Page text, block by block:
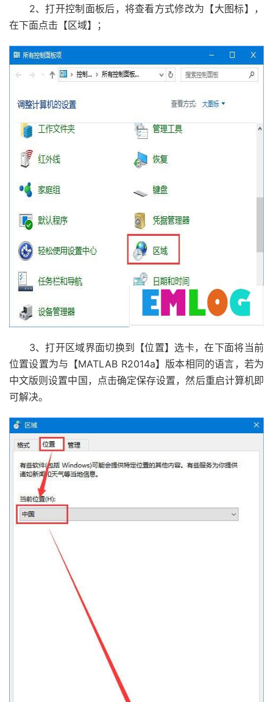
2、打开控制面板后，将查看方式修改为【大图标】，
在下面点击【区域】；
3、打开区域界面切换到【位置】选卡，在下面将当前
位置设置为与【MATLAB R2014a】版本相同的语言，若为
中文版则设置中国，点击确定保存设置，然后重启计算机即
可解决。